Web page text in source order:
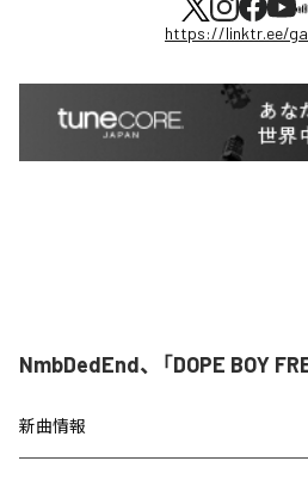
https://linktr.ee/
NmbDedEnd、「DOPE BOY
新曲情報